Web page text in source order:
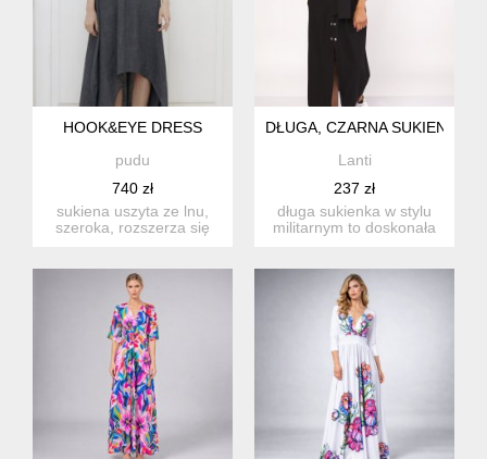
HOOK&EYE DRESS
pudu
740 zł
sukiena uszyta ze lnu,
szeroka, rozszerza się
DŁUGA, CZARNA SUKIENKA
Lanti
237 zł
długa sukienka w stylu
militarnym to doskonała